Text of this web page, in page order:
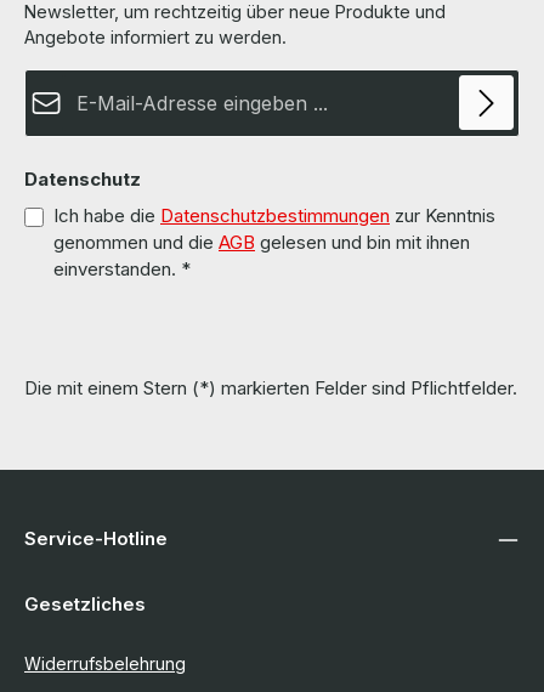
Newsletter, um rechtzeitig über neue Produkte und
Angebote informiert zu werden.
Datenschutz
Ich habe die Datenschutzbestimmungen zur Kenntnis
genommen und die AGB gelesen und bin mit ihnen
einverstanden. *
Die mit einem Stern (*) markierten Felder sind Pflichtfelder.
Service-Hotline
Gesetzliches
Widerrufsbelehrung